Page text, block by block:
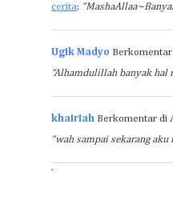
cerita:
Ugik Madyo
“Alhamdulillah banyak hal
khairiah Berkomentar di
“wah sampai sekarang
`